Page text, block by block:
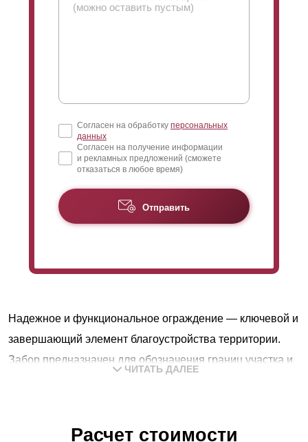
Согласен на обработку персональных
данных
Согласен на получение информации
и рекламных предложений (сможете
отказаться в любое время)
Отправить
Надежное и функциональное ограждение — ключевой и
завершающий элемент благоустройства территории.
Забор предназначен для обозначения границ участка и
ЧИТАТЬ ДАЛЕЕ
Расчет стоимости